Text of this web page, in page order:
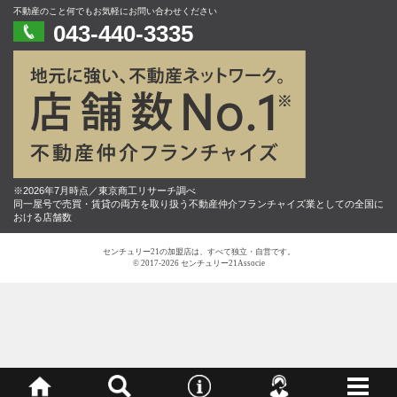
不動産のこと何でもお気軽にお問い合わせください
043-440-3335
※2026年7月時点／東京商工リサーチ調べ
同一屋号で売買・賃貸の両方を取り扱う不動産仲介フランチャイズ業としての全国に
おける店舗数
センチュリー21の加盟店は、すべて独立・自営です。
© 2017-2026 センチュリー21Associe